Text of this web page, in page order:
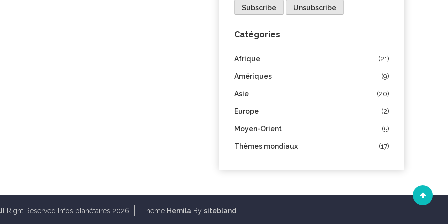
Catégories
Afrique (21)
Amériques (9)
Asie (20)
Europe (2)
Moyen-Orient (5)
Thèmes mondiaux (17)
Right Reserved Infos planétaires 2026 Theme Hemila By sitebland